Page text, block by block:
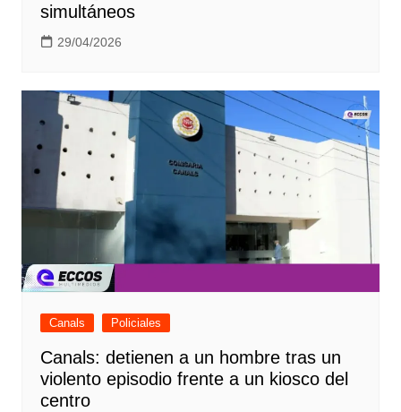
simultáneos
29/04/2026
Canals Policiales
Canals: detienen a un hombre tras un
violento episodio frente a un kiosco del
centro